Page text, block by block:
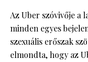
Az Uber szóvivője a
minden egyes
szexuális erőszak
elmondta, hogy az